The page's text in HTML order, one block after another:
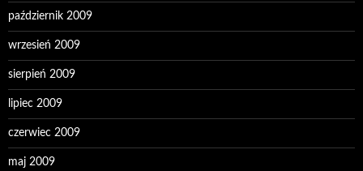
październik 2009
wrzesień 2009
sierpień 2009
lipiec 2009
czerwiec 2009
maj 2009